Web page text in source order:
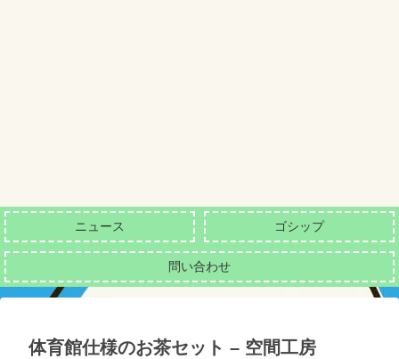
ニュース ゴシップ
問い合わせ
体育館仕様のお茶セット – 空間工房